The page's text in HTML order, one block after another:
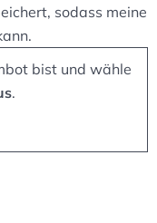
sodass meine
bist und wähle
.